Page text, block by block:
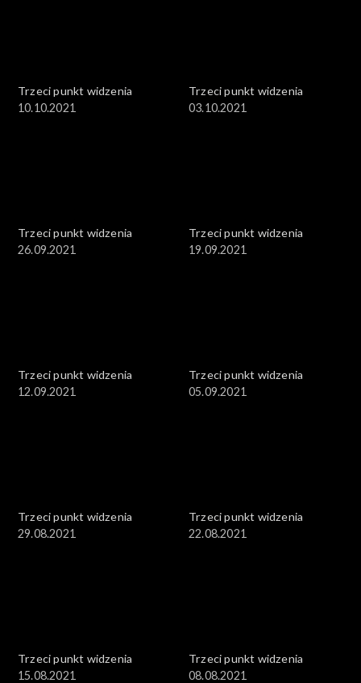
Trzeci punkt widzenia
10.10.2021
Trzeci punkt widzenia
03.10.2021
Trzeci punkt widzenia
26.09.2021
Trzeci punkt widzenia
19.09.2021
Trzeci punkt widzenia
12.09.2021
Trzeci punkt widzenia
05.09.2021
Trzeci punkt widzenia
29.08.2021
Trzeci punkt widzenia
22.08.2021
Trzeci punkt widzenia
15.08.2021
Trzeci punkt widzenia
08.08.2021